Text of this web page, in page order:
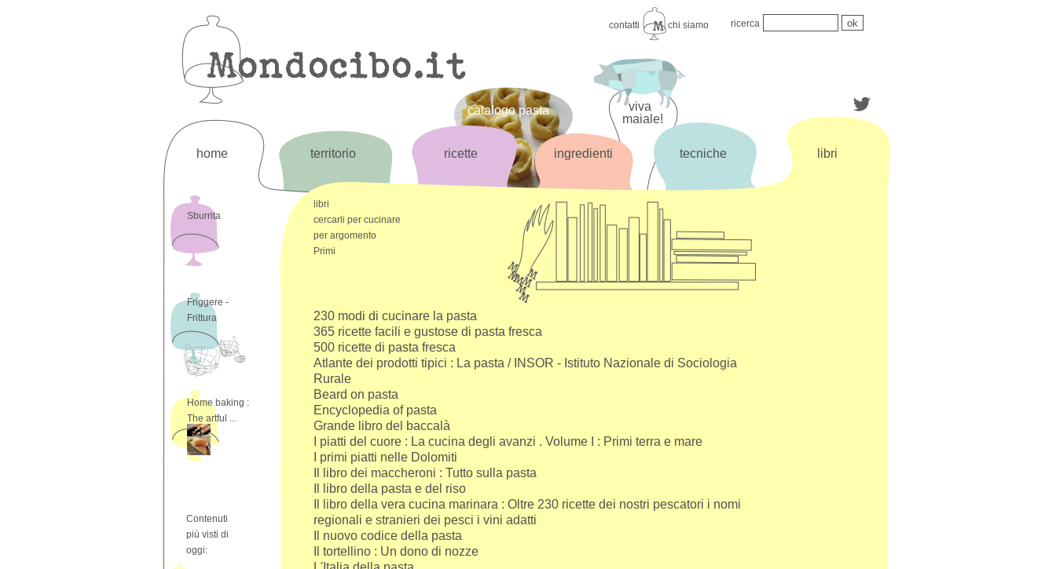
contatti chi siamo ricerca
home territorio ricette
catalogo pasta
ingredienti
viva
maiale!
tecniche libri
Sburrita
Friggere -
Frittura
Home baking :
The artful ...
Contenuti
più visti di
oggi:
libri
cercarli per cucinare
per argomento
Primi
230 modi di cucinare la pasta
365 ricette facili e gustose di pasta fresca
500 ricette di pasta fresca
Atlante dei prodotti tipici : La pasta / INSOR - Istituto Nazionale di Sociologia
Rurale
Beard on pasta
Encyclopedia of pasta
Grande libro del baccalà
I piatti del cuore : La cucina degli avanzi . Volume I : Primi terra e mare
I primi piatti nelle Dolomiti
Il libro dei maccheroni : Tutto sulla pasta
Il libro della pasta e del riso
Il libro della vera cucina marinara : Oltre 230 ricette dei nostri pescatori i nomi
regionali e stranieri dei pesci i vini adatti
Il nuovo codice della pasta
Il tortellino : Un dono di nozze